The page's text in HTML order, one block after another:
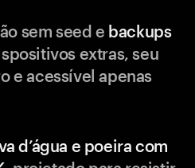
sem seed e backups
extras, seu
e acessível apenas
d’água e poeira com